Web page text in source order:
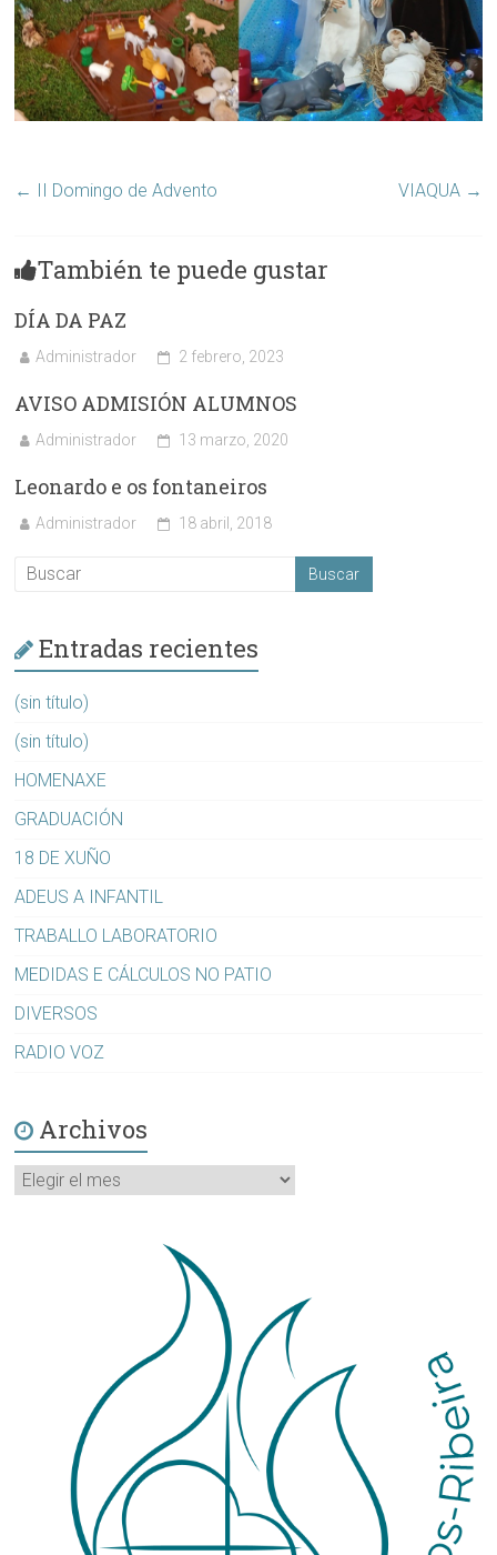
← II Domingo de Advento VIAQUA →
También te puede gustar
DÍA DA PAZ
Administrador 2 febrero, 2023
AVISO ADMISIÓN ALUMNOS
Administrador 13 marzo, 2020
Leonardo e os fontaneiros
Administrador 18 abril, 2018
Entradas recientes
(sin título)
(sin título)
HOMENAXE
GRADUACIÓN
18 DE XUÑO
ADEUS A INFANTIL
TRABALLO LABORATORIO
MEDIDAS E CÁLCULOS NO PATIO
DIVERSOS
RADIO VOZ
Archivos
Archivos